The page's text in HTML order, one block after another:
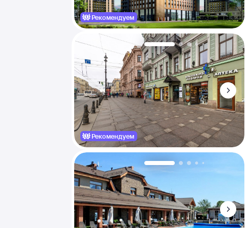
Рекомендуем
Рекомендуем